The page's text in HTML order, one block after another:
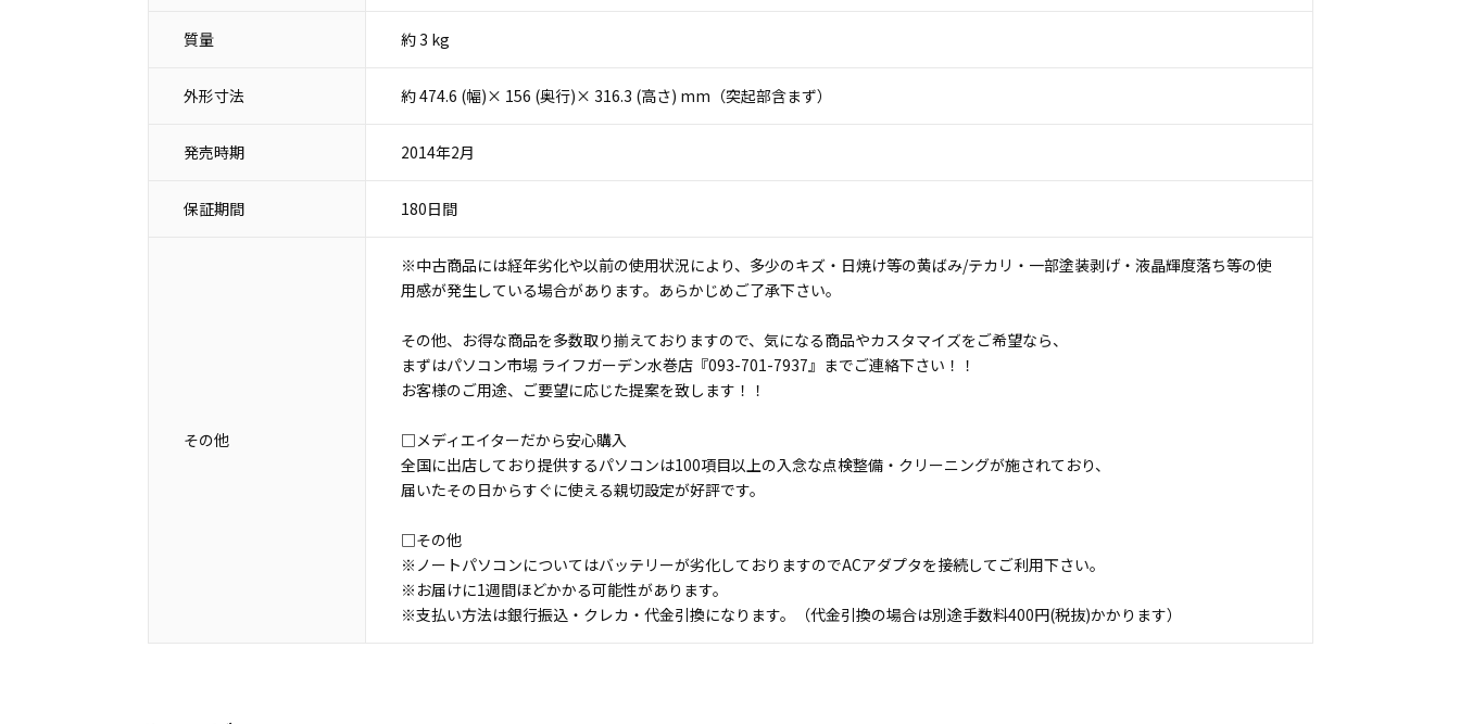
質量 約 3 kg
外形寸法 約 474.6 (幅)× 156 (奥行)× 316.3 (高さ) mm（突起部含まず）
発売時期 2014年2月
保証期間 180日間
その他
※中古商品には経年劣化や以前の使用状況により、多少のキズ・日焼け等の黄ばみ/テカリ・一部塗装剥げ・液晶輝度落ち等の使
用感が発生している場合があります。あらかじめご了承下さい。
その他、お得な商品を多数取り揃えておりますので、気になる商品やカスタマイズをご希望なら、
まずはパソコン市場 ライフガーデン水巻店『093-701-7937』までご連絡下さい！！
お客様のご用途、ご要望に応じた提案を致します！！
□メディエイターだから安心購入
全国に出店しており提供するパソコンは100項目以上の入念な点検整備・クリーニングが施されており、
届いたその日からすぐに使える親切設定が好評です。
□その他
※ノートパソコンについてはバッテリーが劣化しておりますのでACアダプタを接続してご利用下さい。
※お届けに1週間ほどかかる可能性があります。
※支払い方法は銀行振込・クレカ・代金引換になります。（代金引換の場合は別途手数料400円(税抜)かかります）